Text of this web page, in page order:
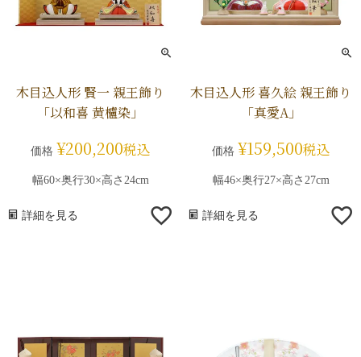
木目込人形 賢一 親王飾り
「以和喜 黄櫨染」
価格 ¥200,200税込
幅60×奥行30×高さ24cm
詳細を見る
木目込人形 喜久絵 親王飾り
「真愛A」
価格 ¥159,500税込
幅46×奥行27×高さ27cm
詳細を見る